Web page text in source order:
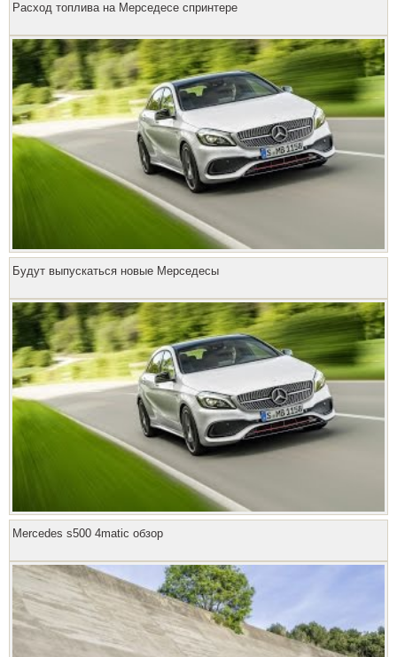
Расход топлива на Мерседесе спринтере
Будут выпускаться новые Мерседесы
Mercedes s500 4matic обзор